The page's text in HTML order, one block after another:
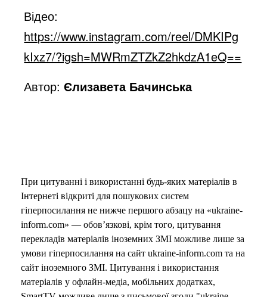
Відео:
https://www.instagram.com/reel/DMKIPg
kIxz7/?igsh=MWRmZTZkZ2hkdzA1eQ==
Автор:Єлизавета Бачинська
При цитуванні і використанні будь-яких матеріалів в
Інтернеті відкриті для пошукових систем
гіперпосилання не нижче першого абзацу на «ukraine-
inform.com» — обов’язкові, крім того, цитування
перекладів матеріалів іноземних ЗМІ можливе лише за
умови гіперпосилання на сайт ukraine-inform.com та на
сайт іноземного ЗМІ. Цитування і використання
матеріалів у офлайн-медіа, мобільних додатках,